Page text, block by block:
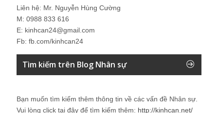
Liên hệ: Mr. Nguyễn Hùng Cường
M: 0988 833 616
E: kinhcan24@gmail.com
Fb: fb.com/kinhcan24
Tìm kiếm trên Blog Nhân sự
Bạn muốn tìm kiếm thêm thông tin về các vấn đề Nhân sự
Vui lòng click tại đây để tìm kiếm thêm: http://kinhcan.net/